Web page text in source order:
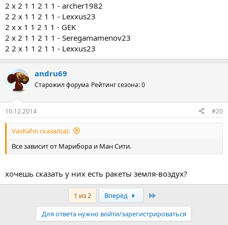
2 x 2 1 1 2 1 1 - archer1982
2 2 x 1 1 2 1 1 - Lexxus23
2 x x 1 1 2 1 1 - GEK
2 x 2 1 1 2 1 1 - Seregamamenov23
2 2 x 1 1 2 1 1 - Lexxus23
andru69
Старожил форума Рейтинг сезона: 0
10.12.2014 #20
VasKahn сказал(а):
Все зависит от Марибора и Ман Сити.
хочешь сказать у них есть ракеты земля-воздух?
1 из 2 Вперёд
Для ответа нужно войти/зарегистрироваться